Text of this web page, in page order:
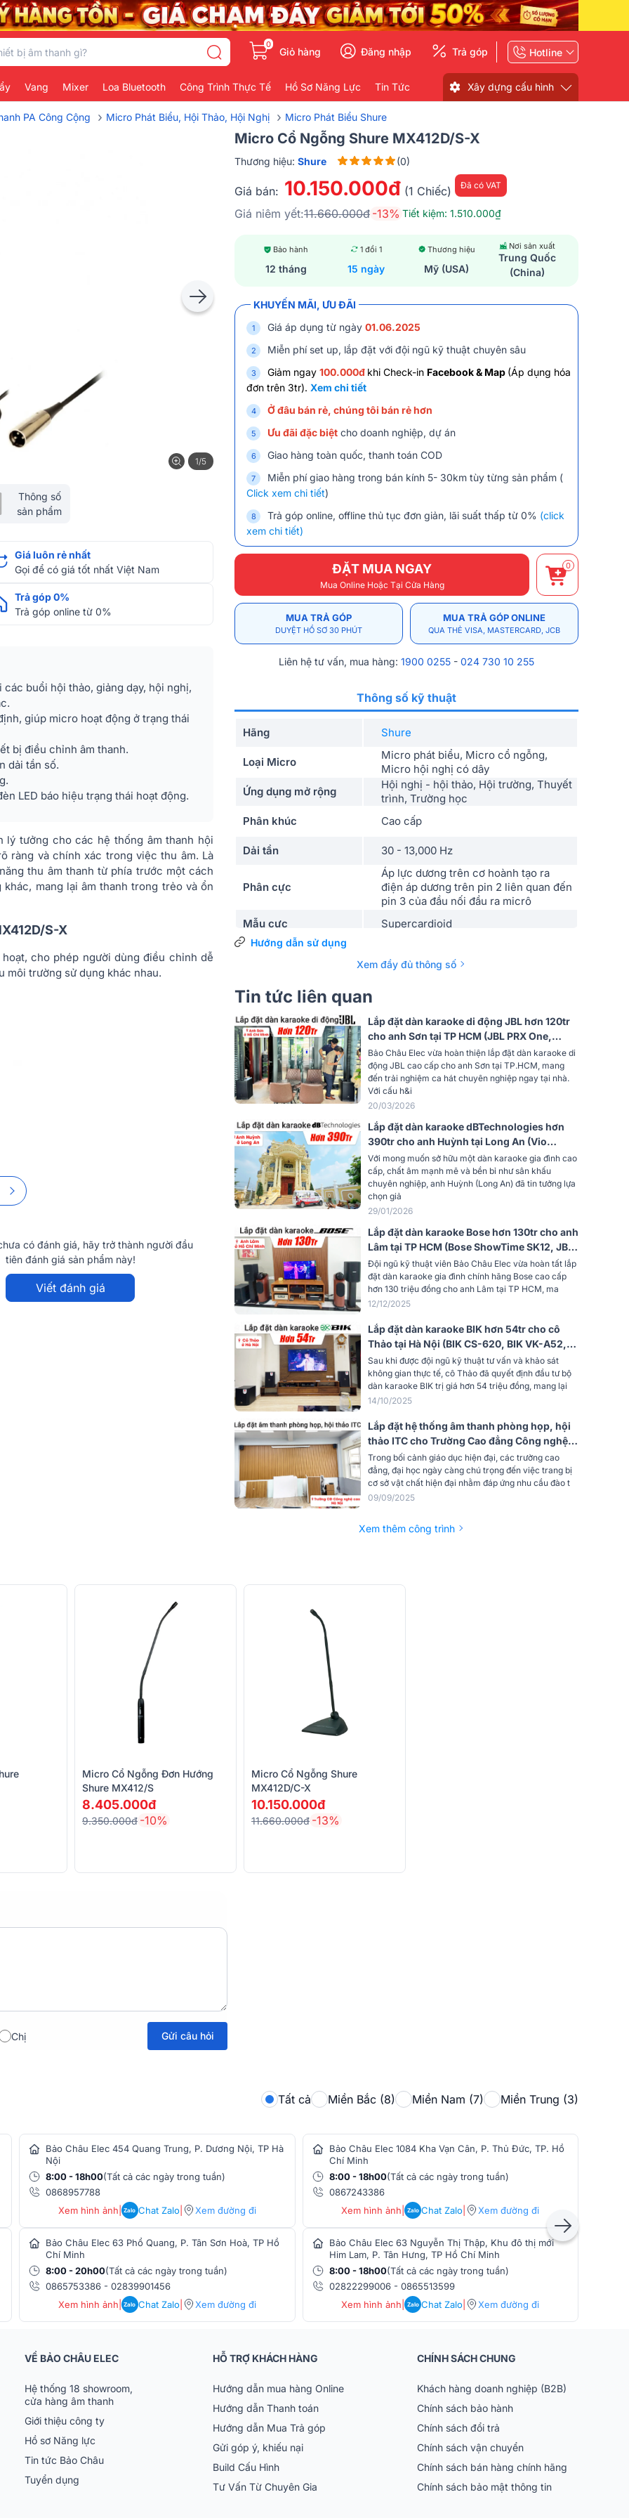
0
Giỏ hàng Đăng nhập Trả góp Hotline
Vang Mixer Loa Bluetooth Công Trình Thực Tế Hồ Sơ Năng Lực Tin Tức Xây dựng cấu hình
PA Công Cộng › Micro Phát Biểu, Hội Thảo, Hội Nghị › Micro Phát Biểu Shure
1/5
Thông số
sản phẩm
Giá luôn rẻ nhất
Gọi để có giá tốt nhất Việt Nam
Trả góp 0%
Trả góp online từ 0%
buổi hội thảo, giảng dạy, hội nghị,
giúp micro hoạt động ở trạng thái
bị điều chỉnh âm thanh.
dải tần số.
LED báo hiệu trạng thái hoạt động.
lý tưởng cho các hệ thống âm thanh hội
ràng và chính xác trong việc thu âm. Là
thu âm thanh từ phía trước một cách
mang lại âm thanh trong trẻo và ổn
S-X
cho phép người dùng điều chỉnh dễ
môi trường sử dụng khác nhau.
Micro có thể duy trì hiệu suất thu âm tốt
nhiễu tín hiệu hay giảm độ trung thực
hệ thống điều chỉnh âm thanh khác. Cổng
bị âm thanh chuyên nghiệp, mang lại sự
tái tạo âm thanh chính xác và chi tiết
âm với độ rõ ràng và trung thực, từ các
âm thanh đều được ghi nhận một cách
có đánh giá, hãy trở thành người đầu
tiên đánh giá sản phẩm này!
Viết đánh giá
Micro Cổ Ngỗng Shure MX412D/S-X
Thương hiệu: Shure (0)
Giá bán: 10.150.000đ (1 Chiếc) Đã có VAT
Giá niêm yết:11.660.000đ -13% Tiết kiệm: 1.510.000₫
Bảo hành
12 tháng
1 đổi 1
15 ngày
Thương hiệu
Mỹ (USA)
Nơi sản xuất
Trung Quốc
(China)
KHUYẾN MÃI, ƯU ĐÃI
Giá áp dụng từ ngày 01.06.2025
Miễn phí set up, lắp đặt với đội ngũ kỹ thuật chuyên sâu
Giảm ngay 100.000đ khi Check-in Facebook & Map (Áp dụng hóa
đơn trên 3tr). Xem chi tiết
Ở đâu bán rẻ, chúng tôi bán rẻ hơn
Ưu đãi đặc biệt cho doanh nghiệp, dự án
Giao hàng toàn quốc, thanh toán COD
Miễn phí giao hàng trong bán kính 5- 30km tùy từng sản phẩm (
Click xem chi tiết)
Trả góp online, offline thủ tục đơn giản, lãi suất thấp từ 0% (click
xem chi tiết)
ĐẶT MUA NGAY
Mua Online Hoặc Tại Cửa Hàng
0
MUA TRẢ GÓP
DUYỆT HỒ SƠ 30 PHÚT
MUA TRẢ GÓP ONLINE
QUA THẺ VISA, MASTERCARD, JCB
Liên hệ tư vấn, mua hàng: 1900 0255 - 024 730 10 255
Thông số kỹ thuật
Hãng Shure
Loại Micro
Micro phát biểu, Micro cổ ngỗng,
Micro hội nghị có dây
Ứng dụng mở rộng
Hội nghị - hội thảo, Hội trường, Thuyết
trình, Trường học
Phân khúc
Cao cấp
Dải tần 30 - 13,000 Hz
Phân cực
Áp lực dương trên cơ hoành tạo ra
điện áp dương trên pin 2 liên quan đến
pin 3 của đầu nối đầu ra micrô
Mẫu cực
Supercardioid
Trở kháng đầu ra (tại
300Ω
Độ cảm biến
Kết nối
Kết nối âm thanh
Vỏ
Vỏ kim loại màu đen mờ kết thúc;
cứng bạc màu, lưới thép thân lưới tản
nhiệt,được xây dựng trong khóa đứng
Điều kiện môi trường
phạm vi nhiệt độ -29 đến 57 độ C (-20
đến 135 độ F)
Độ ẩm
từ 0 đến 95%
Trọng lượng 470g
Trọng lượng vận
chuyển
1053g
Hướng dẫn sử dụng
Xem đầy đủ thông số
Tin tức liên quan
Lắp đặt dàn karaoke di động JBL hơn 120tr
cho anh Sơn tại TP HCM (JBL PRX One,
Shure SM58LC)
Bảo Châu Elec vừa hoàn thiện lắp đặt dàn karaoke di
động JBL cao cấp cho anh Sơn tại TP.HCM, mang
đến trải nghiệm ca hát chuyên nghiệp ngay tại nhà.
Với cấu h&i
20/03/2026
Lắp đặt dàn karaoke dBTechnologies hơn
390tr cho anh Huỳnh tại Long An (Vio
X206-100, Allen&Heath CQ-12T, Vio S115,
Shure BLX288A/B58...)
Với mong muốn sở hữu một dàn karaoke gia đình cao
cấp, chất âm mạnh mẽ và bền bỉ như sân khấu
chuyên nghiệp, anh Huỳnh (Long An) đã tin tưởng lựa
chọn giả
29/01/2026
Lắp đặt dàn karaoke Bose hơn 130tr cho anh
Lâm tại TP HCM (Bose ShowTime SK12, JBL
V10, JBL VX9, JBL IRX115S, Shure
BLX288A/B58...)
Đội ngũ kỹ thuật viên Bảo Châu Elec vừa hoàn tất lắp
đặt dàn karaoke gia đình chính hãng Bose cao cấp
hơn 130 triệu đồng cho anh Lâm tại TP HCM, ma
12/12/2025
Lắp đặt dàn karaoke BIK hơn 54tr cho cô
Thảo tại Hà Nội (BIK CS-620, BIK VK-A52,
BIK VK-R51, BBK-W25A, Shure
SXV288A/PG58)
Sau khi được đội ngũ kỹ thuật tư vấn và khảo sát
không gian thực tế, cô Thảo đã quyết định đầu tư bộ
dàn karaoke BIK trị giá hơn 54 triệu đồng, mang lại
14/10/2025
Lắp đặt hệ thống âm thanh phòng họp, hội
thảo ITC cho Trường Cao đẳng Công nghệ
cao Hà Nội (ITC T-775P, T-B60E,…)
Trong bối cảnh giáo dục hiện đại, các trường cao
đẳng, đại học ngày càng chú trọng đến việc trang bị
cơ sở vật chất hiện đại nhằm đáp ứng nhu cầu đào t
09/09/2025
Xem thêm công trình
Micro Cổ Ngỗng Đơn Hướng
Shure MX412/S
8.405.000đ
9.350.000đ -10%
Micro Cổ Ngỗng Shure
MX412D/C-X
10.150.000đ
11.660.000đ -13%
Chị Gửi câu hỏi
Tất cả Miền Bắc (8) Miền Nam (7) Miền Trung (3)
Bảo Châu Elec 454 Quang Trung, P. Dương Nội, TP Hà
Nội
8:00 - 18h00(Tất cả các ngày trong tuần)
0868957788
Xem hình ảnh
Zalo Chat Zalo| Xem đường đi
Bảo Châu Elec 63 Phổ Quang, P. Tân Sơn Hoà, TP Hồ
Chí Minh
8:00 - 20h00(Tất cả các ngày trong tuần)
0865753386 -02839901456
Xem hình ảnh
Zalo Chat Zalo| Xem đường đi
Bảo Châu Elec 1084 Kha Vạn Cân, P. Thủ Đức, TP. Hồ
Chí Minh
8:00 - 18h00(Tất cả các ngày trong tuần)
0867243386
Xem hình ảnh | Zalo Chat Zalo Xem đường đi
Bảo Châu Elec 63 Nguyễn Thị Thập, Khu đô thị mới
Him Lam, P. Tân Hưng, TP Hồ Chí Minh
8:00 - 18h00(Tất cả các ngày trong tuần)
02822299006- 0865513599
Xem hình ảnh | Zalo Chat Zalo Xem đường đi
VỀ BẢO CHÂU ELEC
Hệ thống 18 showroom,
cửa hàng âm thanh
Giới thiệu công ty
Hồ sơ Năng lực
Tin tức Bảo Châu
Tuyển dụng
HỖ TRỢ KHÁCH HÀNG
Hướng dẫn mua hàng Online
Hướng dẫn Thanh toán
Hướng dẫn Mua Trả góp
Gửi góp ý, khiếu nại
Build Cấu Hình
Tư Vấn Từ Chuyên Gia
CHÍNH SÁCH CHUNG
Khách hàng doanh nghiệp (B2B)
Chính sách bảo hành
Chính sách đổi trả
Chính sách vận chuyển
Chính sách bán hàng chính hãng
Chính sách bảo mật thông tin